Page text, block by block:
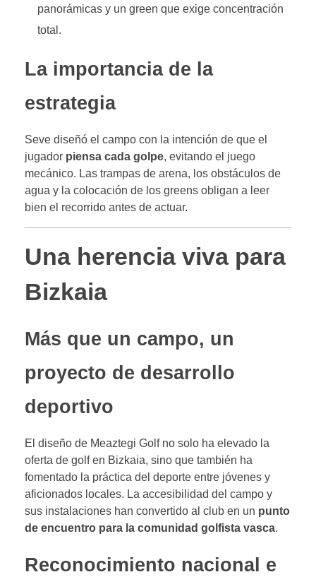
panorámicas y un green que exige concentración
total.
La importancia de la
estrategia
Seve diseñó el campo con la intención de que el
jugador piensa cada golpe, evitando el juego
mecánico. Las trampas de arena, los obstáculos de
agua y la colocación de los greens obligan a leer
bien el recorrido antes de actuar.
Una herencia viva para
Bizkaia
Más que un campo, un
proyecto de desarrollo
deportivo
El diseño de Meaztegi Golf no solo ha elevado la
oferta de golf en Bizkaia, sino que también ha
fomentado la práctica del deporte entre jóvenes y
aficionados locales. La accesibilidad del campo y
sus instalaciones han convertido al club en un punto
de encuentro para la comunidad golfista vasca.
Reconocimiento nacional e